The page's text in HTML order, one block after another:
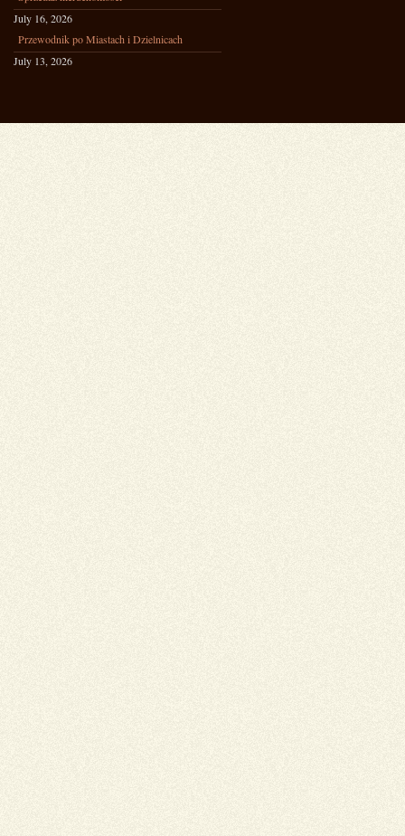
July 16, 2026
Przewodnik po Miastach i Dzielnicach
July 13, 2026